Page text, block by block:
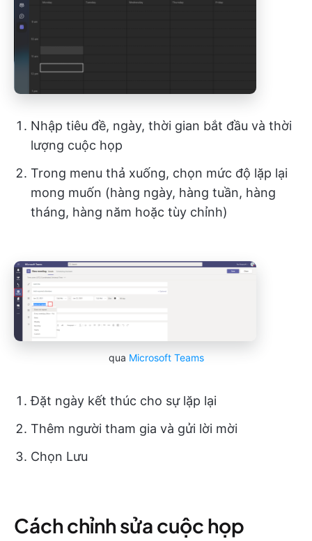
Nhập tiêu đề, ngày, thời gian bắt đầu và thời
lượng cuộc họp
Trong menu thả xuống, chọn mức độ lặp lại
mong muốn (hàng ngày, hàng tuần, hàng
tháng, hàng năm hoặc tùy chỉnh)
qua Microsoft Teams
Đặt ngày kết thúc cho sự lặp lại
Thêm người tham gia và gửi lời mời
Chọn Lưu
Cách chỉnh sửa cuộc họp